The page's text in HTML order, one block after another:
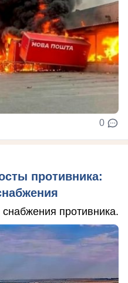
0
противника:
противника.